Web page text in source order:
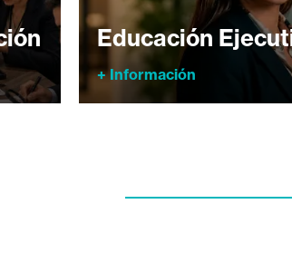
Educación
+ Información